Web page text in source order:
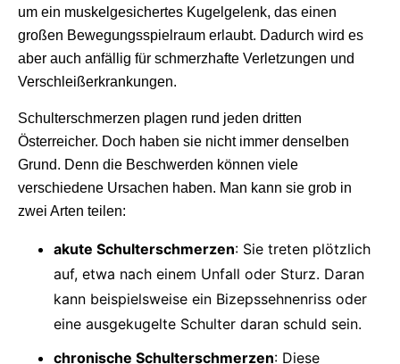
um ein muskelgesichertes Kugelgelenk, das einen
großen Bewegungsspielraum erlaubt. Dadurch wird es
aber auch anfällig für schmerzhafte Verletzungen und
Verschleißerkrankungen.
Schulterschmerzen plagen rund jeden dritten
Österreicher. Doch haben sie nicht immer denselben
Grund. Denn die Beschwerden können viele
verschiedene Ursachen haben. Man kann sie grob in
zwei Arten teilen:
akute Schulterschmerzen: Sie treten plötzlich
auf, etwa nach einem Unfall oder Sturz. Daran
kann beispielsweise ein Bizepssehnenriss oder
eine ausgekugelte Schulter daran schuld sein.
chronische Schulterschmerzen: Diese